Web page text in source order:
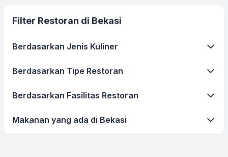
Filter Restoran di Bekasi
Berdasarkan Jenis Kuliner
Berdasarkan Tipe Restoran
Berdasarkan Fasilitas Restoran
Makanan yang ada di Bekasi